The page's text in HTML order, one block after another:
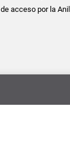
acceso por la